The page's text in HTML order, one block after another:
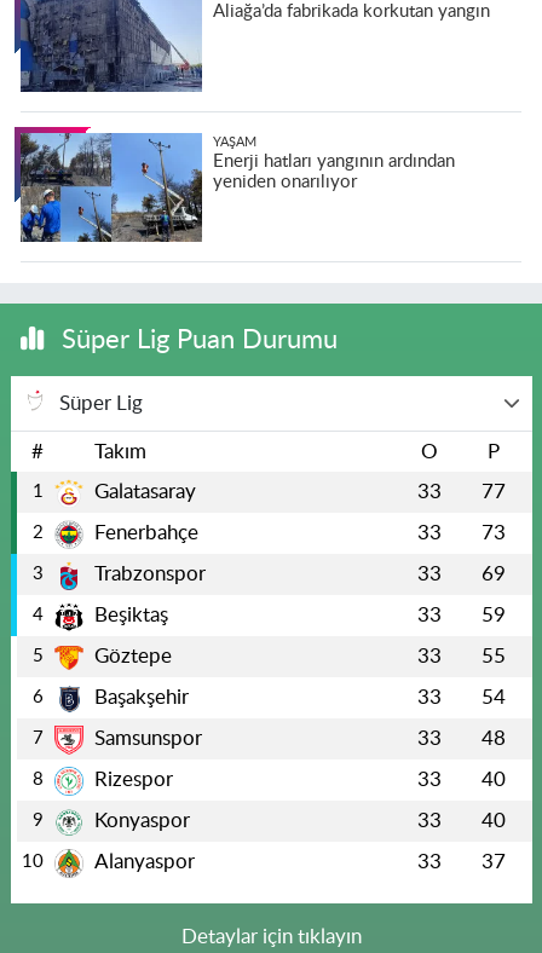
Aliağa’da fabrikada korkutan yangın
YAŞAM
Enerji hatları yangının ardından
yeniden onarılıyor
Süper Lig Puan Durumu
Süper Lig
# Takım O P
1 Galatasaray 33 77
2 Fenerbahçe 33 73
3 Trabzonspor 33 69
4 Beşiktaş 33 59
5 Göztepe 33 55
6 Başakşehir 33 54
7 Samsunspor 33 48
8 Rizespor 33 40
9 Konyaspor 33 40
10 Alanyaspor 33 37
Detaylar için tıklayın